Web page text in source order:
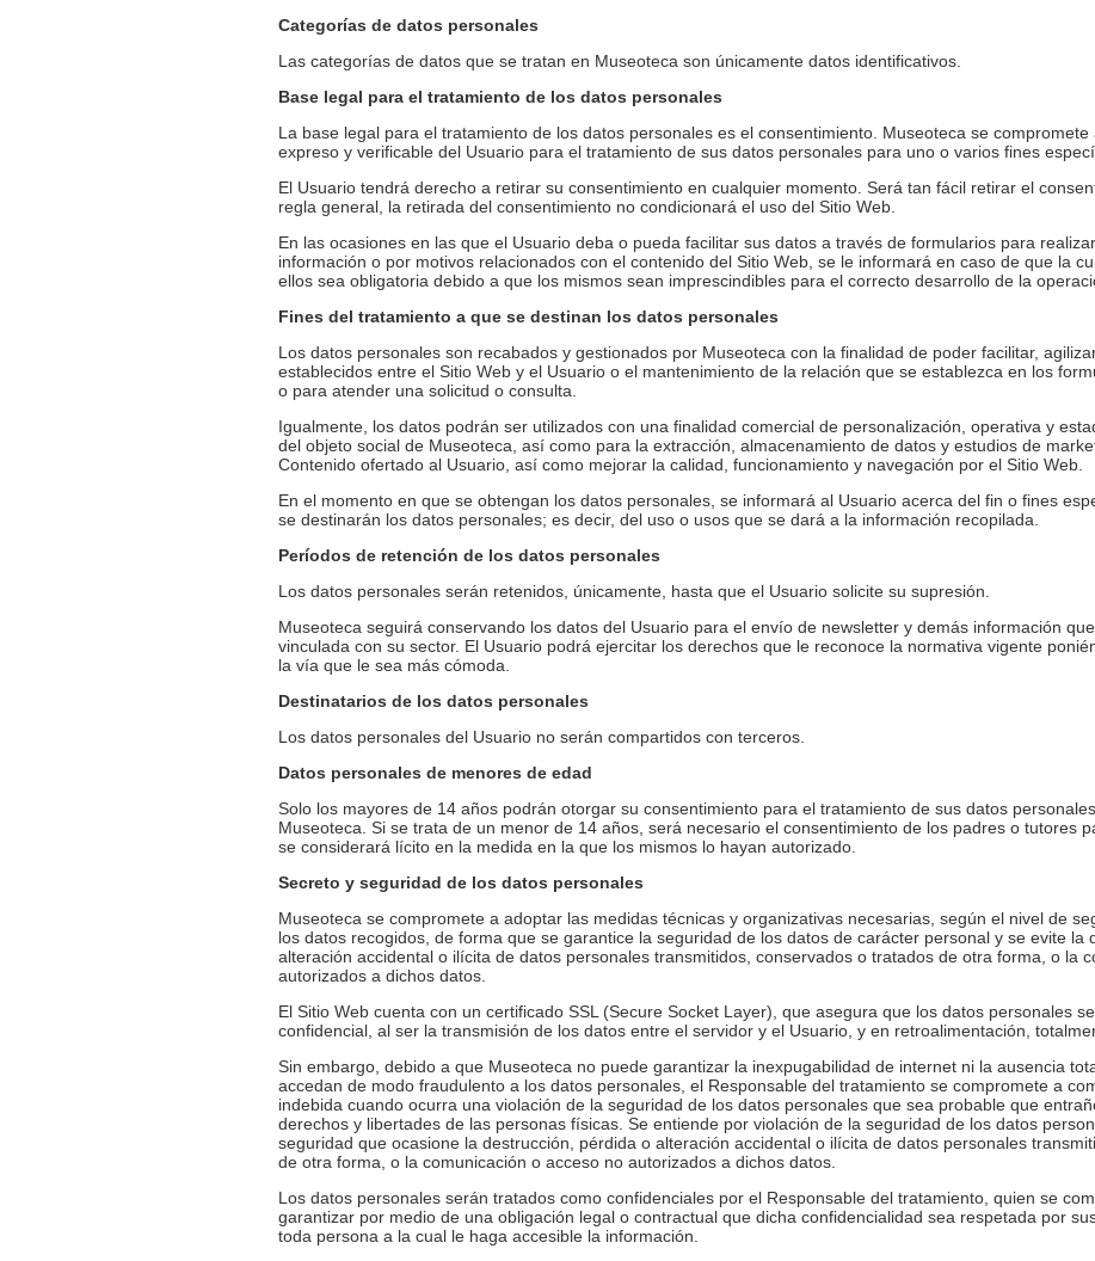
Categorías de datos personales
Las categorías de datos que se tratan en Museoteca son únicamente datos identificativos.
Base legal para el tratamiento de los datos personales
La base legal para el tratamiento de los datos personales es el consentimiento. Museoteca se
expreso y verificable del Usuario para el tratamiento de sus datos personales para uno o varios fines
El Usuario tendrá derecho a retirar su consentimiento en cualquier momento. Será tan fácil retirar el
regla general, la retirada del consentimiento no condicionará el uso del Sitio Web.
En las ocasiones en las que el Usuario deba o pueda facilitar sus datos a través de formularios para
información o por motivos relacionados con el contenido del Sitio Web, se le informará en caso de que la
ellos sea obligatoria debido a que los mismos sean imprescindibles para el correcto desarrollo de la
Fines del tratamiento a que se destinan los datos personales
Los datos personales son recabados y gestionados por Museoteca con la finalidad de poder facilitar,
establecidos entre el Sitio Web y el Usuario o el mantenimiento de la relación que se establezca en los
o para atender una solicitud o consulta.
Igualmente, los datos podrán ser utilizados con una finalidad comercial de personalización, operativa y
del objeto social de Museoteca, así como para la extracción, almacenamiento de datos y estudios de
Contenido ofertado al Usuario, así como mejorar la calidad, funcionamiento y navegación por el Sitio Web.
En el momento en que se obtengan los datos personales, se informará al Usuario acerca del fin o fines
se destinarán los datos personales; es decir, del uso o usos que se dará a la información recopilada.
Períodos de retención de los datos personales
Los datos personales serán retenidos, únicamente, hasta que el Usuario solicite su supresión.
Museoteca seguirá conservando los datos del Usuario para el envío de newsletter y demás información
vinculada con su sector. El Usuario podrá ejercitar los derechos que le reconoce la normativa vigente
la vía que le sea más cómoda.
Destinatarios de los datos personales
Los datos personales del Usuario no serán compartidos con terceros.
Datos personales de menores de edad
Solo los mayores de 14 años podrán otorgar su consentimiento para el tratamiento de sus datos
Museoteca. Si se trata de un menor de 14 años, será necesario el consentimiento de los padres o tutores
se considerará lícito en la medida en la que los mismos lo hayan autorizado.
Secreto y seguridad de los datos personales
Museoteca se compromete a adoptar las medidas técnicas y organizativas necesarias, según el nivel de
los datos recogidos, de forma que se garantice la seguridad de los datos de carácter personal y se evite la
alteración accidental o ilícita de datos personales transmitidos, conservados o tratados de otra forma, o la
autorizados a dichos datos.
El Sitio Web cuenta con un certificado SSL (Secure Socket Layer), que asegura que los datos personales
confidencial, al ser la transmisión de los datos entre el servidor y el Usuario, y en retroalimentación,
Sin embargo, debido a que Museoteca no puede garantizar la inexpugabilidad de internet ni la ausencia
accedan de modo fraudulento a los datos personales, el Responsable del tratamiento se compromete a
indebida cuando ocurra una violación de la seguridad de los datos personales que sea probable que
derechos y libertades de las personas físicas. Se entiende por violación de la seguridad de los datos
seguridad que ocasione la destrucción, pérdida o alteración accidental o ilícita de datos personales
de otra forma, o la comunicación o acceso no autorizados a dichos datos.
Los datos personales serán tratados como confidenciales por el Responsable del tratamiento, quien se
garantizar por medio de una obligación legal o contractual que dicha confidencialidad sea respetada por
toda persona a la cual le haga accesible la información.